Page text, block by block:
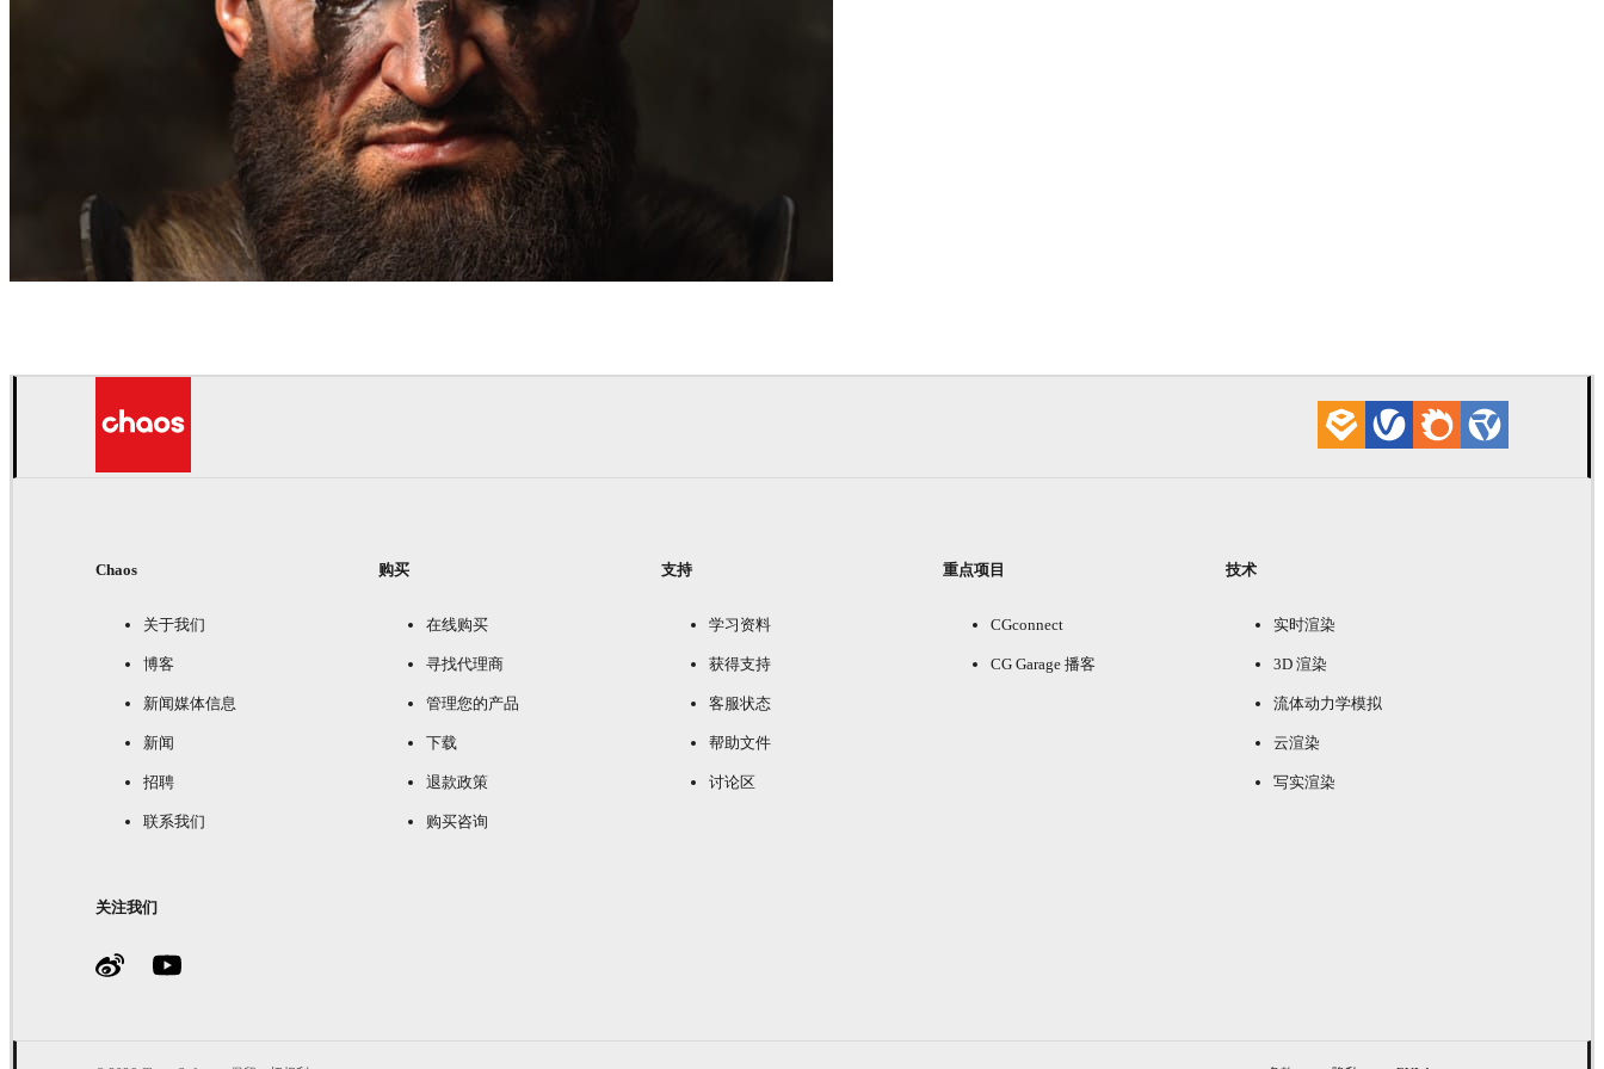
Chaos
关于我们
博客
新闻媒体信息
新闻
招聘
联系我们
购买
在线购买
寻找代理商
管理您的产品
下载
退款政策
购买咨询
支持
学习资料
获得支持
客服状态
帮助文件
讨论区
重点项目
CGconnect
CG Garage 播客
技术
实时渲染
3D 渲染
流体动力学模拟
云渲染
写实渲染
关注我们